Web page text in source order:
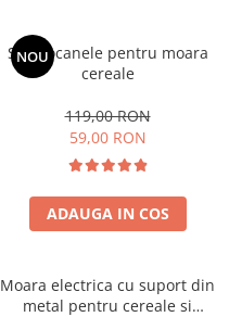
NOU
Set ciocanele pentru moara
cereale
119,00 RON
59,00 RON
ADAUGA IN COS
Moara electrica cu suport din
metal pentru cereale si